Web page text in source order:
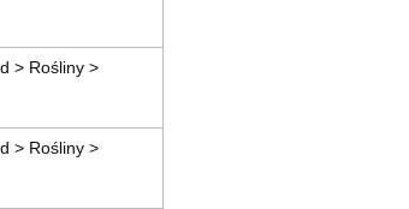
> Rośliny >
> Rośliny >